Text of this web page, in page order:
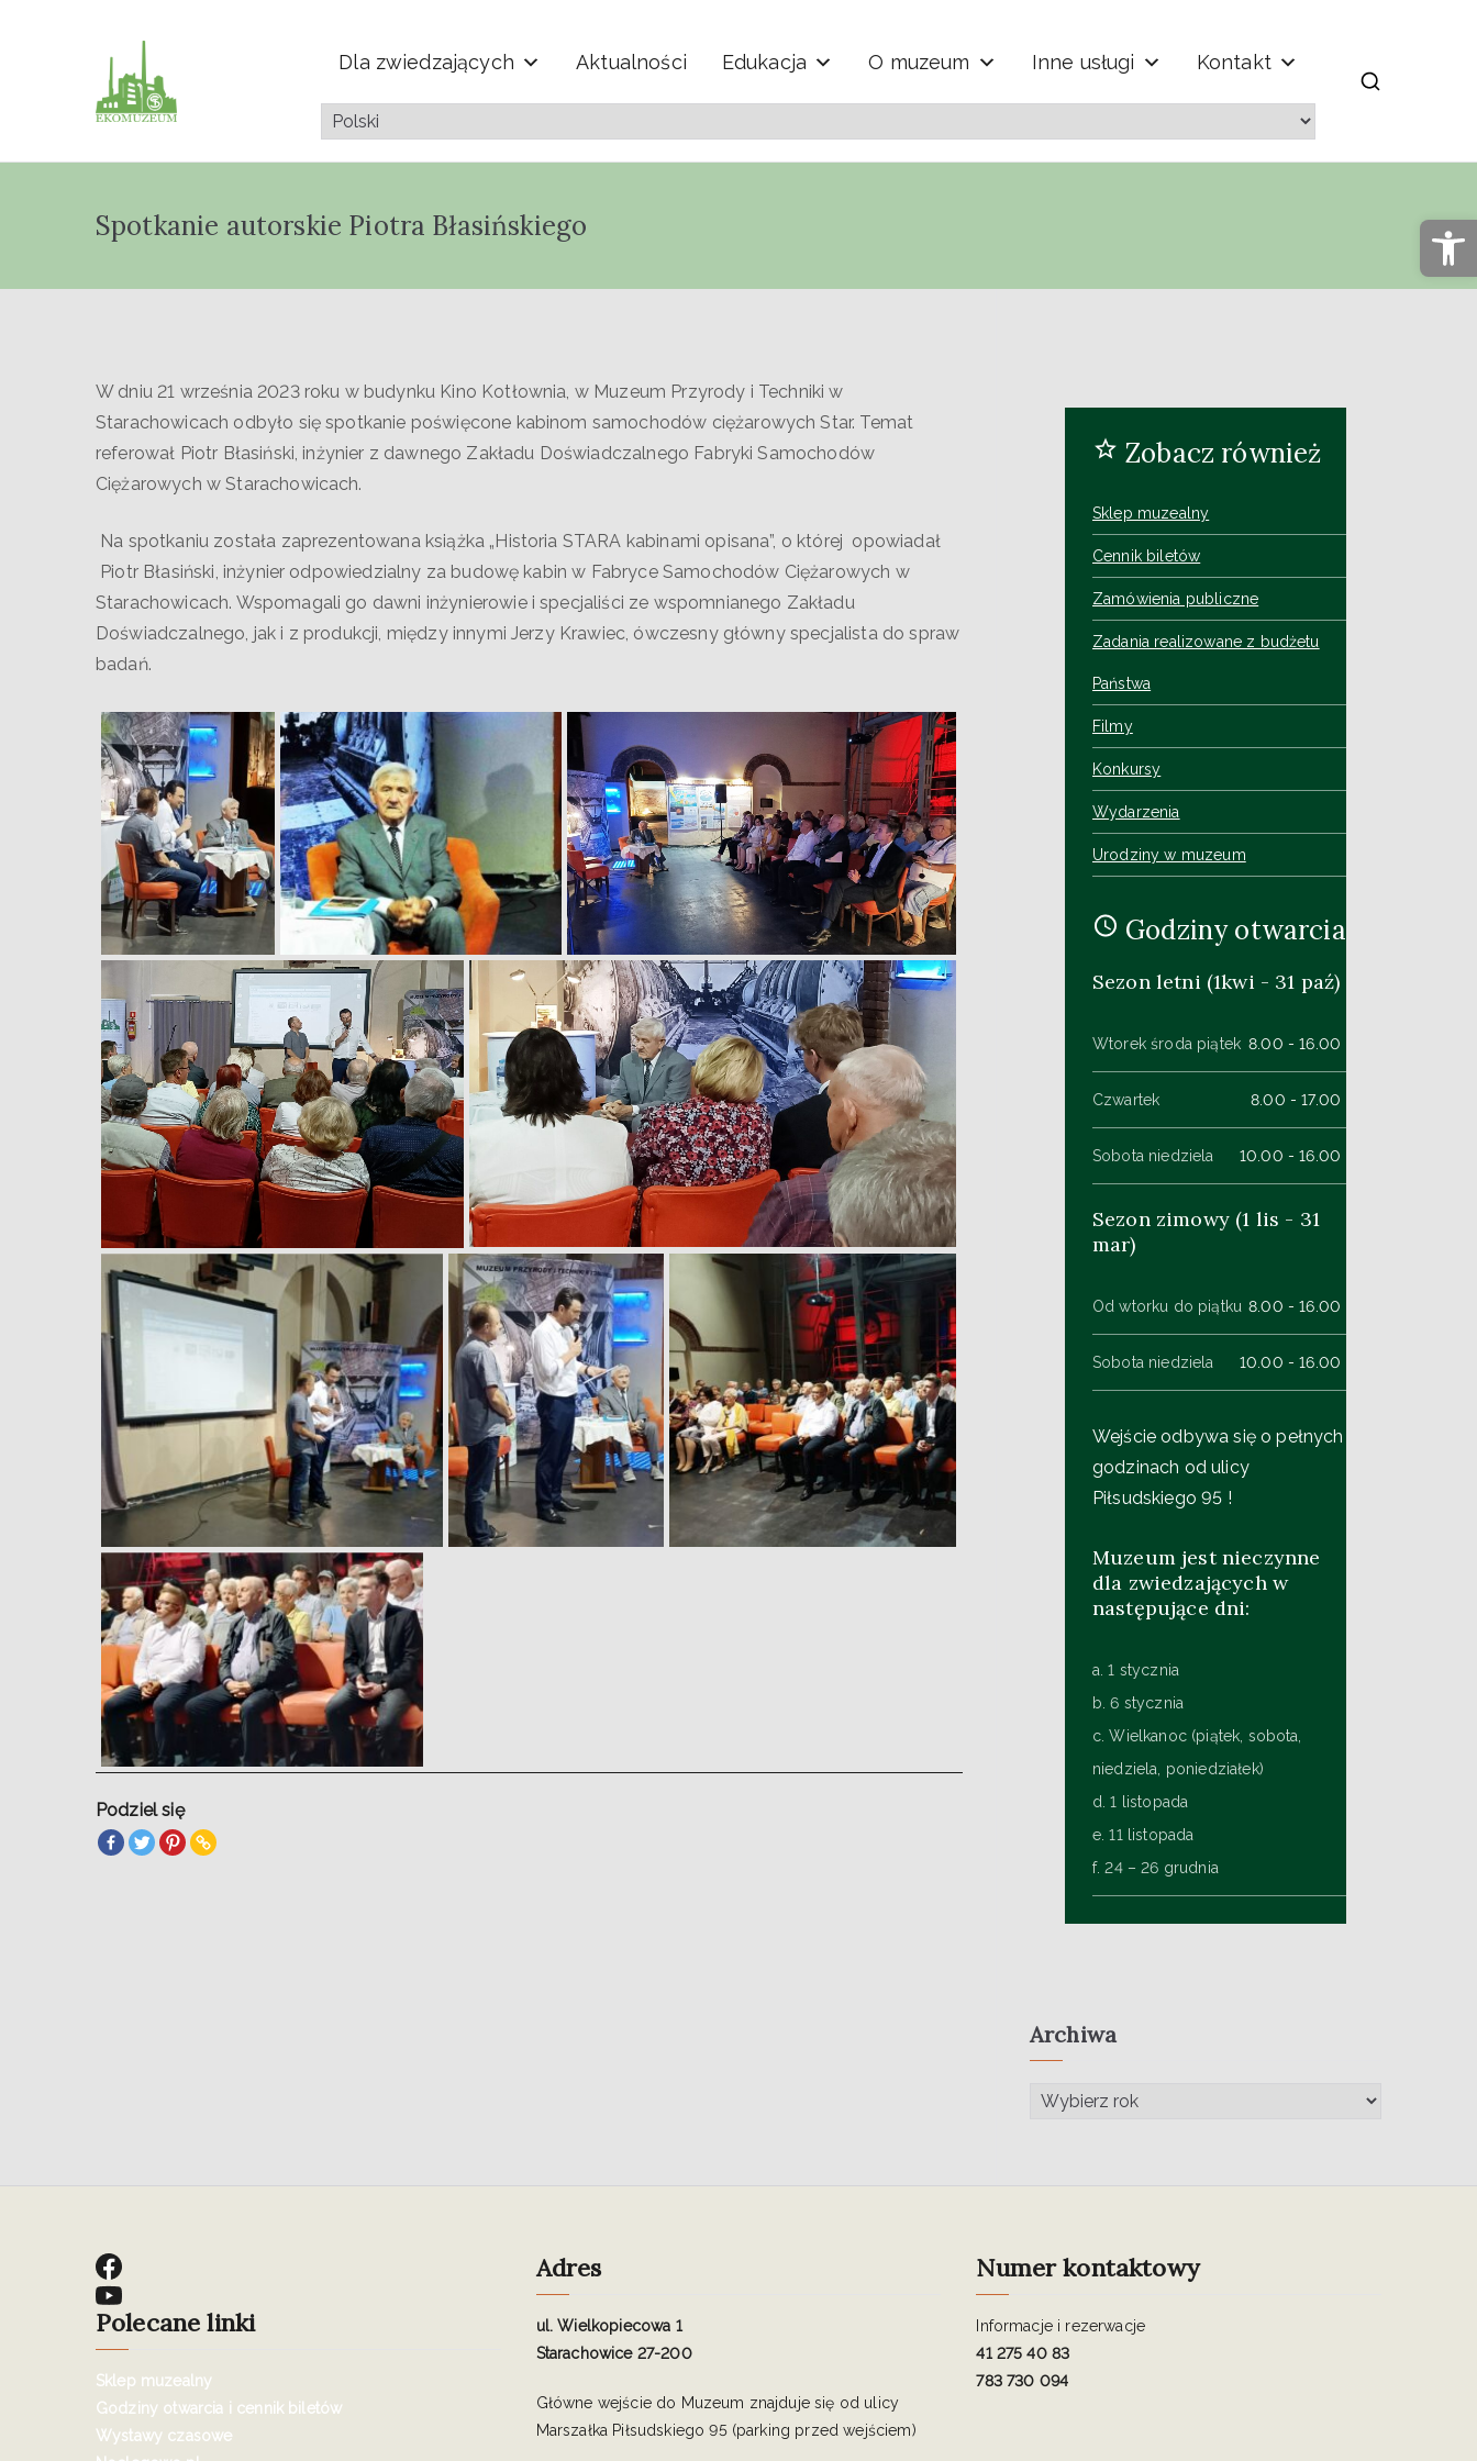
Muzeum Przyrody i Techniki "Ekomuzeum" im. Jana
Pazdura
Dla zwiedzających Aktualności Edukacja O muzeum Inne usługi Kontakt
Spotkanie autorskie Piotra Błasińskiego
W dniu 21 września 2023 roku w budynku Kino Kotłownia, w Muzeum Przyrody i Techniki w
Starachowicach odbyło się spotkanie poświęcone kabinom samochodów ciężarowych Star. Temat
referował Piotr Błasiński, inżynier z dawnego Zakładu Doświadczalnego Fabryki Samochodów
Ciężarowych w Starachowicach.
Na spotkaniu została zaprezentowana książka „Historia STARA kabinami opisana”, o której opowiadał
Piotr Błasiński, inżynier odpowiedzialny za budowę kabin w Fabryce Samochodów Ciężarowych w
Starachowicach. Wspomagali go dawni inżynierowie i specjaliści ze wspomnianego Zakładu
Doświadczalnego, jak i z produkcji, między innymi Jerzy Krawiec, ówczesny główny specjalista do spraw
badań.
Podziel się
Zobacz również
Sklep muzealny
Cennik biletów
Zamówienia publiczne
Zadania realizowane z budżetu
Państwa
Filmy
Konkursy
Wydarzenia
Urodziny w muzeum
Godziny otwarcia
Sezon letni (1kwi - 31 paź)
Wtorek środa piątek 8.00 - 16.00
Czwartek 8.00 - 17.00
Sobota niedziela 10.00 - 16.00
Sezon zimowy (1 lis - 31
mar)
Od wtorku do piątku 8.00 - 16.00
Sobota niedziela 10.00 - 16.00
Wejście odbywa się o pełnych
godzinach od ulicy
Piłsudskiego 95 !
Muzeum jest nieczynne
dla zwiedzających w
następujące dni:
a. 1 stycznia
b. 6 stycznia
c. Wielkanoc (piątek, sobota,
niedziela, poniedziałek)
d. 1 listopada
e. 11 listopada
f. 24 – 26 grudnia
Archiwa
Polecane linki
Sklep muzealny
Godziny otwarcia i cennik biletów
Wystawy czasowe
Adres
ul. Wielkopiecowa 1
Starachowice 27-200
Główne wejście do Muzeum znajduje się od ulicy
Marszałka Piłsudskiego 95 (parking przed wejściem)
Numer kontaktowy
Informacje i rezerwacje
41 275 40 83
783 730 094